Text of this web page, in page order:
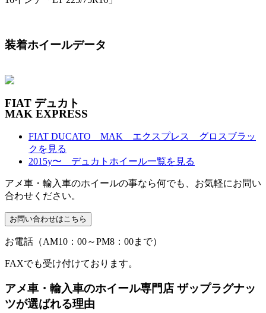
装着ホイールデータ
FIAT デュカト
MAK EXPRESS
FIAT DUCATO MAK エクスプレス グロスブラッ
クを見る
2015y〜 デュカトホイール一覧を見る
アメ車・輸入車のホイールの事なら何でも、お気軽にお問い
合わせください。
お電話（AM10：00～PM8：00まで）
FAXでも受け付けております。
アメ車・輸入車のホイール専門店 ザップラグナッ
ツが選ばれる理由